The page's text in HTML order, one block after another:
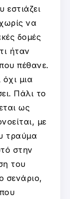
εστιάζει
να
δομές
ήταν
πέθανε.
μια
Πάλι το
ως
με
τραύμα
στην
του
σενάριο,